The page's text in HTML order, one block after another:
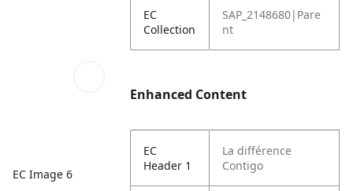
EC Image 6
EC
Collection
SAP_2148680|Pare
nt
Enhanced Content
EC
Header 1
La différence
Contigo